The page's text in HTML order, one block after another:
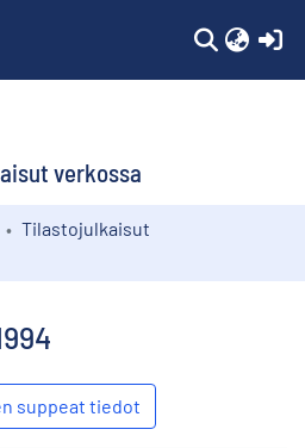
verkossa
Tilastojulkaisut
suppeat tiedot